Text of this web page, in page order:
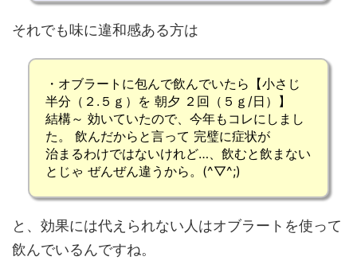
それでも味に違和感ある方は
・ オブラートに包んで飲んでいたら【小さじ
半分（２.５ｇ）を 朝夕 ２回（５ｇ/日）】
結構～ 効いていたので、今年もコレにしまし
た。 飲んだからと言って 完璧に症状が
治まるわけではないけれど…、飲むと飲まない
とじゃ ぜんぜん違うから。(^▽^;)
と、効果には代えられない人はオブラートを使って
飲んでいるんですね。